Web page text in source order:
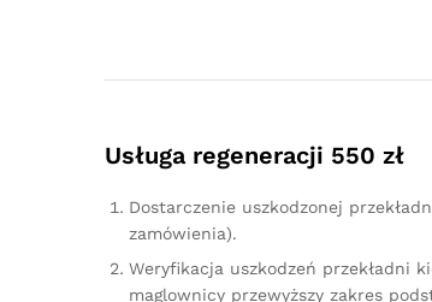
Usługa regeneracji 550 zł
Dostarczenie uszkodzonej
zamówienia).
Weryfikacja uszkodzeń przekładni
maglownicy przewyższy zakres